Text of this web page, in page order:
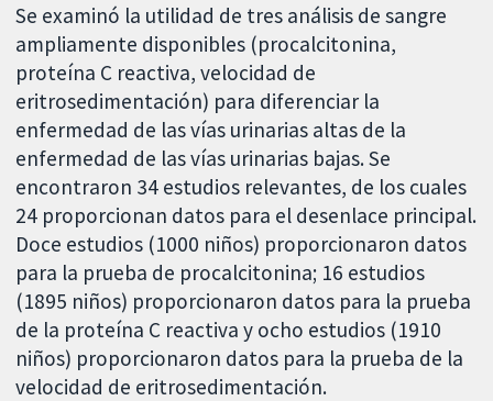
Se examinó la utilidad de tres análisis de sangre
ampliamente disponibles (procalcitonina,
proteína C reactiva, velocidad de
eritrosedimentación) para diferenciar la
enfermedad de las vías urinarias altas de la
enfermedad de las vías urinarias bajas. Se
encontraron 34 estudios relevantes, de los cuales
24 proporcionan datos para el desenlace principal.
Doce estudios (1000 niños) proporcionaron datos
para la prueba de procalcitonina; 16 estudios
(1895 niños) proporcionaron datos para la prueba
de la proteína C reactiva y ocho estudios (1910
niños) proporcionaron datos para la prueba de la
velocidad de eritrosedimentación.